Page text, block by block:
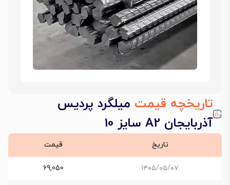
تاریخچه قیمت میلگرد پردیس
آذربایجان A2 سایز 10
تاریخ قیمت
۱۴۰۵/۰۵/۰۷ 69,050